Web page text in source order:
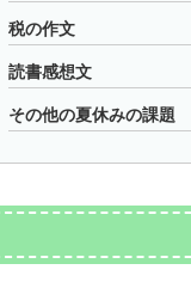
税の作文
読書感想文
その他の夏休みの課題